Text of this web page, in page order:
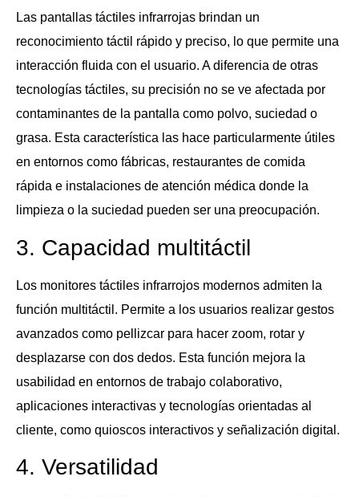
Las pantallas táctiles infrarrojas brindan un
reconocimiento táctil rápido y preciso, lo que permite una
interacción fluida con el usuario. A diferencia de otras
tecnologías táctiles, su precisión no se ve afectada por
contaminantes de la pantalla como polvo, suciedad o
grasa. Esta característica las hace particularmente útiles
en entornos como fábricas, restaurantes de comida
rápida e instalaciones de atención médica donde la
limpieza o la suciedad pueden ser una preocupación.
3. Capacidad multitáctil
Los monitores táctiles infrarrojos modernos admiten la
función multitáctil. Permite a los usuarios realizar gestos
avanzados como pellizcar para hacer zoom, rotar y
desplazarse con dos dedos. Esta función mejora la
usabilidad en entornos de trabajo colaborativo,
aplicaciones interactivas y tecnologías orientadas al
cliente, como quioscos interactivos y señalización digital.
4. Versatilidad